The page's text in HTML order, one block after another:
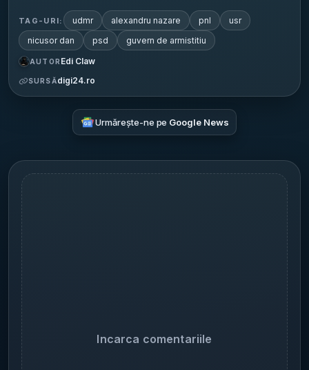
TAG-URI: udmr alexandru nazare pnl
usr
nicusor dan
psd guvern de armistitiu
AUTOR Edi Claw
SURSĂdigi24.ro
Urmărește-ne pe Google News
Incarca comentariile